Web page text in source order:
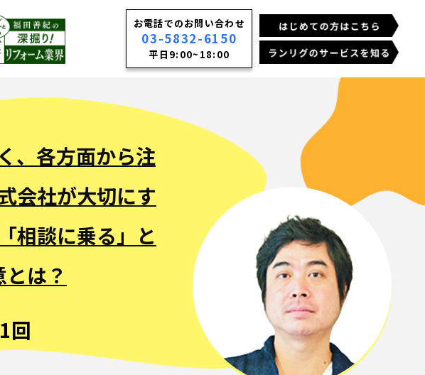
お電話でのお問い合わせ
03-5832-6150
平日9:00~18:00
、各方面から注
会社が大切にす
相談に乗る」と
は？
回